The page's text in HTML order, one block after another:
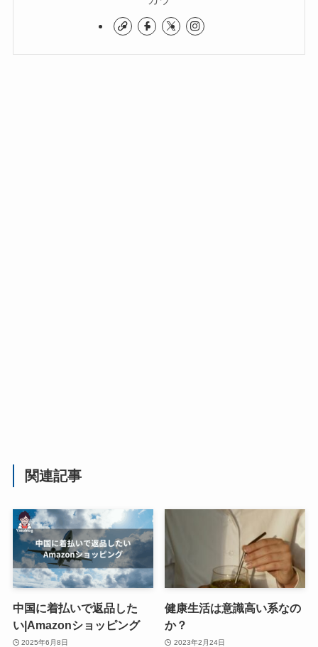
関連記事
中国に着払いで返品した
い|Amazonショッピング
2025年6月8日
健康生活は意識高い系なの
か？
2023年2月24日